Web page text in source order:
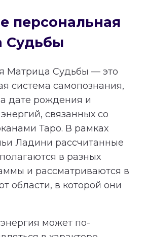
персональная
Судьбы
Матрица Судьбы — это
система самопознания,
дате рождения и
связанных со
Таро. В рамках
Ладини рассчитанные
в разных
и рассматриваются в
области, в которой они
может по-